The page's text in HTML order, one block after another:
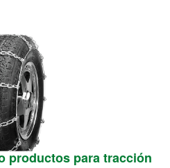
productos para tracción